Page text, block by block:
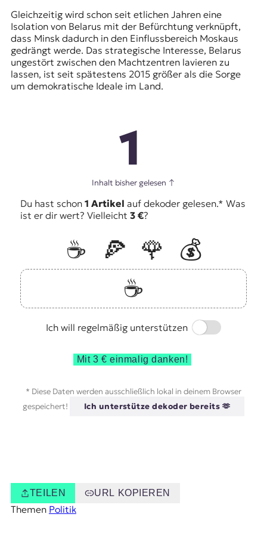
Gleichzeitig wird schon seit etlichen Jahren eine
Isolation von Belarus mit der Befürchtung verknüpft,
dass Minsk dadurch in den Einflussbereich Moskaus
gedrängt werde. Das strategische Interesse, Belarus
ungestört zwischen den Machtzentren lavieren zu
lassen, ist seit spätestens 2015 größer als die Sorge
um demokratische Ideale im Land.
1
Inhalt bisher gelesen ↑
Du hast schon 1 Artikel auf dekoder gelesen.* Was
ist er dir wert? Vielleicht 3 €?
☕️ 🍕 🌹
💰
☕️
Ich will regelmäßig unterstützen
Switch
Mit 3 € einmalig danken!
* Diese Daten werden ausschließlich lokal in deinem Browser
gespeichert!
Ich unterstütze dekoder bereits 🫶
TEILEN URL KOPIEREN
Themen Politik